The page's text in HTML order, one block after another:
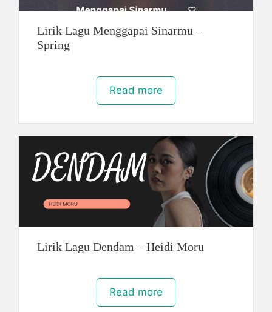
Lirik Lagu Menggapai Sinarmu –
Spring
Read more
Lirik Lagu Dendam – Heidi Moru
Read more